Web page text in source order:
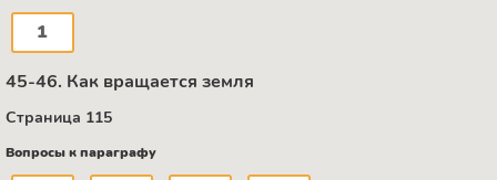
1
45-46. Как вращается земля
Страница 115
Вопросы к параграфу